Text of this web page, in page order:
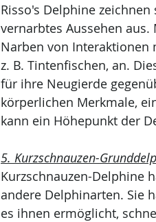
Risso's Delphine
vernarbtes Aussehen
Narben von Interaktionen
z. B. Tintenfischen, an.
für ihre Neugierde
körperlichen Merkmale,
kann ein Höhepunkt der
5. Kurzschnauzen-
Kurzschnauzen-Delphine
andere Delphinarten. Sie
es ihnen ermöglicht,